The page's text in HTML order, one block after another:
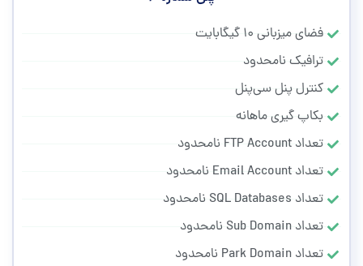
فضای میزبانی ۱۰ گیگابایت
ترافیک نامحدود
کنترل پنل سی‌پنل
بکاپ گیری ماهانه
تعداد FTP Account نامحدود
تعداد Email Account نامحدود
تعداد SQL Databases نامحدود
تعداد Sub Domain نامحدود
تعداد Park Domain نامحدود